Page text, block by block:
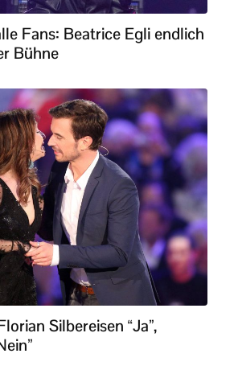
Fans: Beatrice Egli endlich
Bühne
Silbereisen “Ja”,